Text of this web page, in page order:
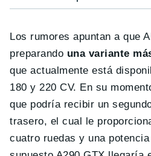
Los rumores apuntan a que
preparando una variante
que actualmente está
180 y 220 CV. En su
que podría recibir un
trasero, el cual le
cuatro ruedas y una